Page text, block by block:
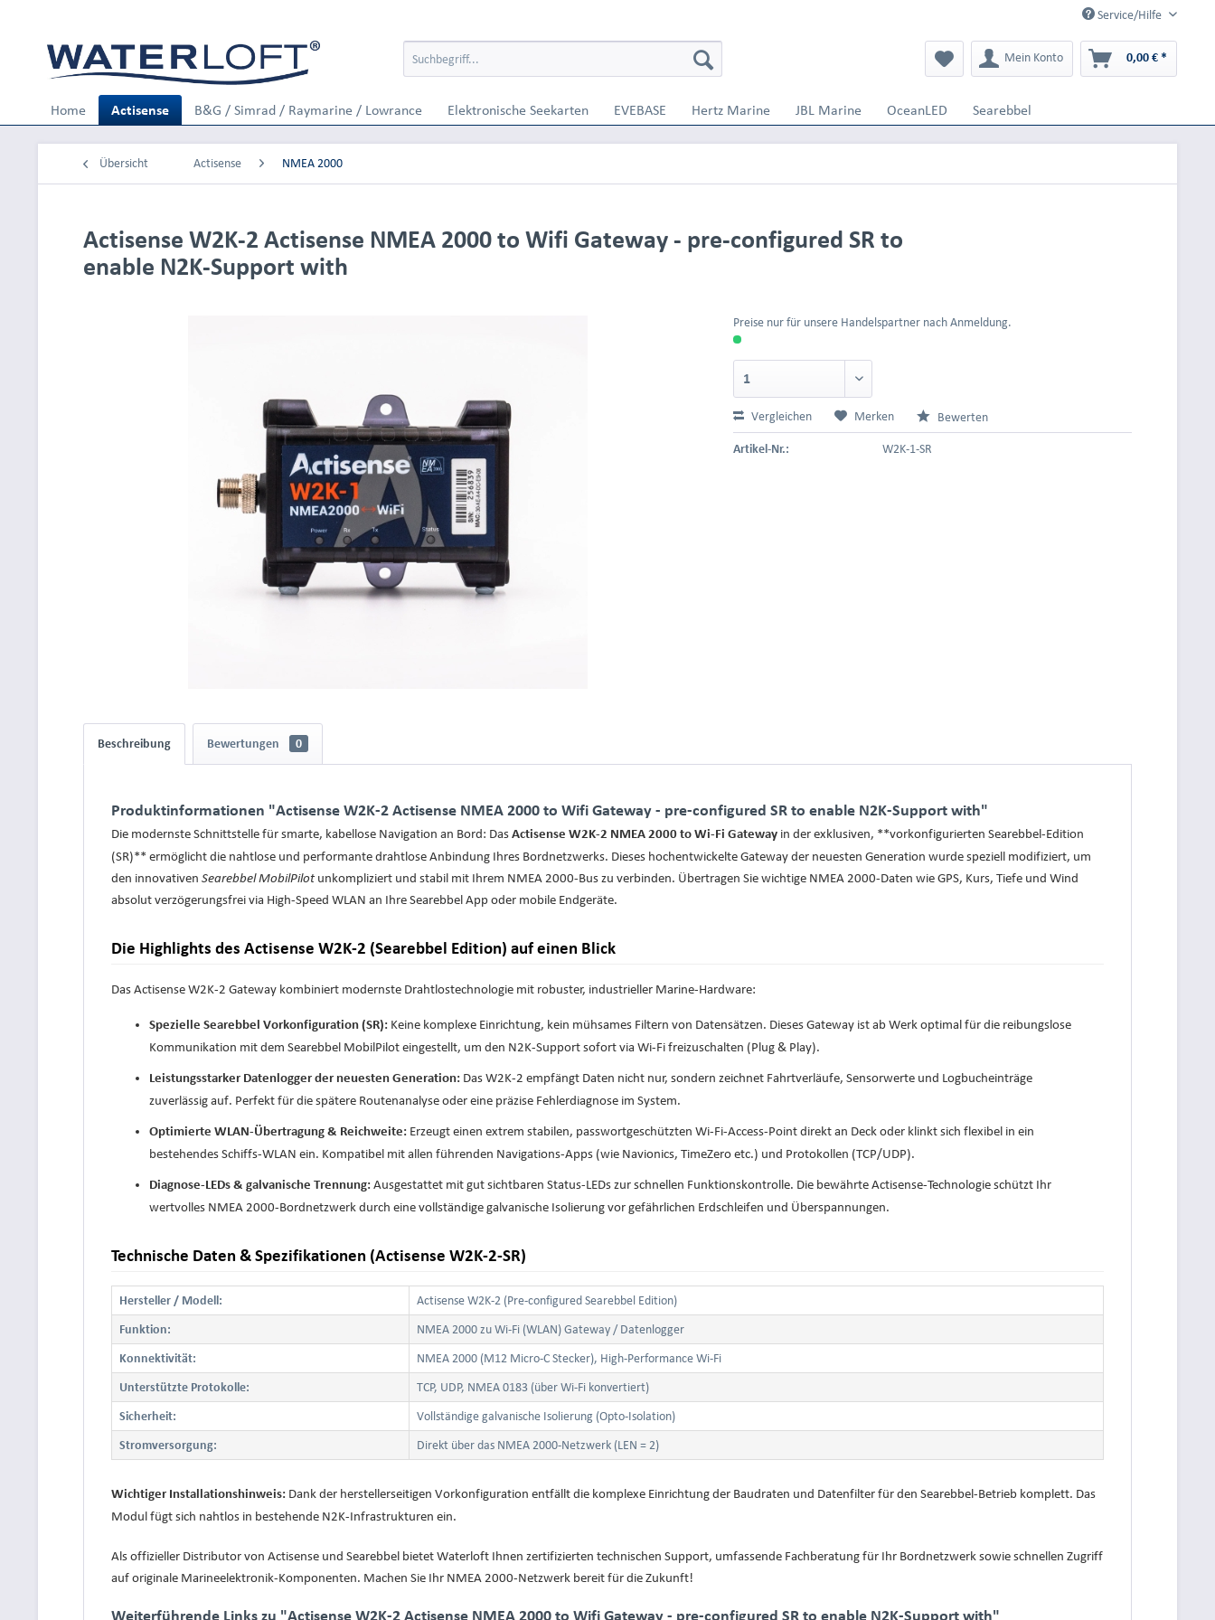
Service/Hilfe
Mein Konto 0,00 € *
Home Actisense B&G / Simrad / Raymarine / Lowrance Elektronische Seekarten EVEBASE Hertz Marine JBL Marine OceanLED Searebbel
Übersicht Actisense NMEA 2000
Actisense W2K-2 Actisense NMEA 2000 to Wifi Gateway - pre-configured SR to
enable N2K-Support with
Preise nur für unsere Handelspartner nach Anmeldung.
Vergleichen Merken Bewerten
Artikel-Nr.: W2K-1-SR
Beschreibung Bewertungen 0
Produktinformationen "Actisense W2K-2 Actisense NMEA 2000 to Wifi Gateway - pre-configured SR to enable N2K-Support with"
Die modernste Schnittstelle für smarte, kabellose Navigation an Bord: Das Actisense W2K-2 NMEA 2000 to Wi-Fi Gateway in der exklusiven, **vorkonfigurierten Searebbel-Edition
(SR)** ermöglicht die nahtlose und performante drahtlose Anbindung Ihres Bordnetzwerks. Dieses hochentwickelte Gateway der neuesten Generation wurde speziell modifiziert, um
den innovativen Searebbel MobilPilot unkompliziert und stabil mit Ihrem NMEA 2000-Bus zu verbinden. Übertragen Sie wichtige NMEA 2000-Daten wie GPS, Kurs, Tiefe und Wind
absolut verzögerungsfrei via High-Speed WLAN an Ihre Searebbel App oder mobile Endgeräte.
Die Highlights des Actisense W2K-2 (Searebbel Edition) auf einen Blick
Das Actisense W2K-2 Gateway kombiniert modernste Drahtlostechnologie mit robuster, industrieller Marine-Hardware:
Spezielle Searebbel Vorkonfiguration (SR): Keine komplexe Einrichtung, kein mühsames Filtern von Datensätzen. Dieses Gateway ist ab Werk optimal für die reibungslose
Kommunikation mit dem Searebbel MobilPilot eingestellt, um den N2K-Support sofort via Wi-Fi freizuschalten (Plug & Play).
Leistungsstarker Datenlogger der neuesten Generation: Das W2K-2 empfängt Daten nicht nur, sondern zeichnet Fahrtverläufe, Sensorwerte und Logbucheinträge
zuverlässig auf. Perfekt für die spätere Routenanalyse oder eine präzise Fehlerdiagnose im System.
Optimierte WLAN-Übertragung & Reichweite: Erzeugt einen extrem stabilen, passwortgeschützten Wi-Fi-Access-Point direkt an Deck oder klinkt sich flexibel in ein
bestehendes Schiffs-WLAN ein. Kompatibel mit allen führenden Navigations-Apps (wie Navionics, TimeZero etc.) und Protokollen (TCP/UDP).
Diagnose-LEDs & galvanische Trennung: Ausgestattet mit gut sichtbaren Status-LEDs zur schnellen Funktionskontrolle. Die bewährte Actisense-Technologie schützt Ihr
wertvolles NMEA 2000-Bordnetzwerk durch eine vollständige galvanische Isolierung vor gefährlichen Erdschleifen und Überspannungen.
Technische Daten & Spezifikationen (Actisense W2K-2-SR)
Hersteller / Modell: Actisense W2K-2 (Pre-configured Searebbel Edition)
Funktion: NMEA 2000 zu Wi-Fi (WLAN) Gateway / Datenlogger
Konnektivität: NMEA 2000 (M12 Micro-C Stecker), High-Performance Wi-Fi
Unterstützte Protokolle: TCP, UDP, NMEA 0183 (über Wi-Fi konvertiert)
Sicherheit: Vollständige galvanische Isolierung (Opto-Isolation)
Stromversorgung: Direkt über das NMEA 2000-Netzwerk (LEN = 2)
Wichtiger Installationshinweis: Dank der herstellerseitigen Vorkonfiguration entfällt die komplexe Einrichtung der Baudraten und Datenfilter für den Searebbel-Betrieb komplett. Das
Modul fügt sich nahtlos in bestehende N2K-Infrastrukturen ein.
Als offizieller Distributor von Actisense und Searebbel bietet Waterloft Ihnen zertifizierten technischen Support, umfassende Fachberatung für Ihr Bordnetzwerk sowie schnellen Zugriff
auf originale Marineelektronik-Komponenten. Machen Sie Ihr NMEA 2000-Netzwerk bereit für die Zukunft!
Weiterführende Links zu "Actisense W2K-2 Actisense NMEA 2000 to Wifi Gateway - pre-configured SR to enable N2K-Support with"